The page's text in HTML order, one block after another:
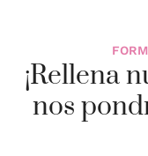
¡Rellena
nos